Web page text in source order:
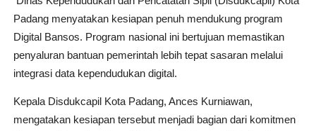
Padang menyatakan kesiapan penuh mendukung program
Digital Bansos. Program nasional ini bertujuan memastikan
penyaluran bantuan pemerintah lebih tepat sasaran melalui
integrasi data kependudukan digital.
Kepala Disdukcapil Kota Padang, Ances Kurniawan,
mengatakan kesiapan tersebut menjadi bagian dari komitmen